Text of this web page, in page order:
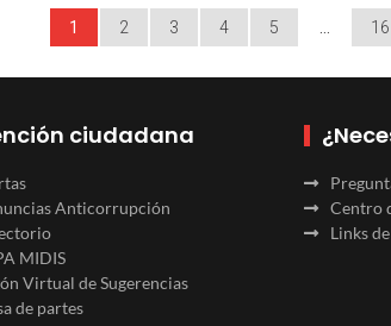
1 2 3 4 5 16
ciudadana
Anticorrupción
MIDIS
Virtual de Sugerencias
de partes
Centro
Links